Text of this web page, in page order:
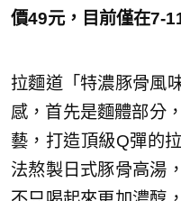
價49元，目前僅在7-
拉麵道「特濃豚骨風
感，首先是麵體部分
藝，打造頂級Q彈的
法熬製日式豚骨高湯